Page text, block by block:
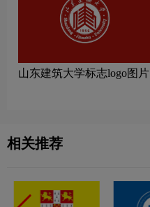
山东建筑大学标志logo图片
相关推荐